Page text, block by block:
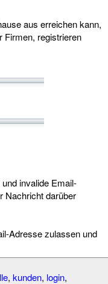
aus erreichen kann,
Firmen, registrieren
invalide Email-
Nachricht darüber
Adresse zulassen und
, kunden, login,